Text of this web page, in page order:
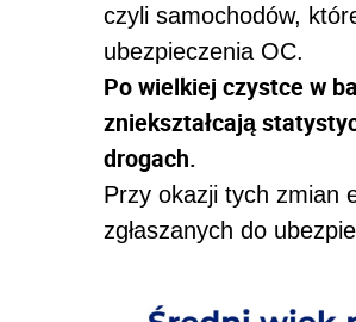
czyli samochodów,
ubezpieczenia OC.
Po wielkiej czystce w
zniekształcają
drogach.
Przy okazji tych zmian
zgłaszanych do